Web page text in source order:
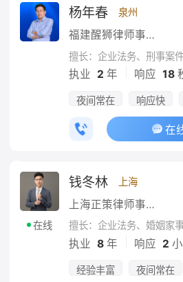
杨年春 泉州
福建醒狮律师事务所
擅长：企业法务、刑事案
执业 2 年 响应 18
夜间常在 响应快
在
在线
钱冬林 上海
上海正策律师事务所
擅长：企业法务、婚姻家
执业 8 年 响应 2
经验丰富 夜间常在